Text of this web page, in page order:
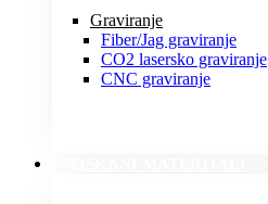
Graviranje
Fiber/Jag graviranje
CO2 lasersko graviranje
CNC graviranje